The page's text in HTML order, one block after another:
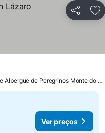
Partilhar
a 2.2 km de Albergue de Peregrinos Monte do Gozo
Ver preços